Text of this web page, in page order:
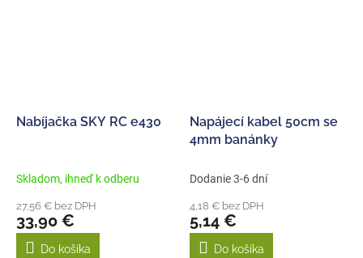
Nabíjačka SKY RC e430
Skladom, ihneď k odberu
27,56 € bez DPH
33,90 €
Do košíka
Napájecí kabel 50cm se
4mm banánky
Dodanie 3-6 dní
4,18 € bez DPH
5,14 €
Do košíka